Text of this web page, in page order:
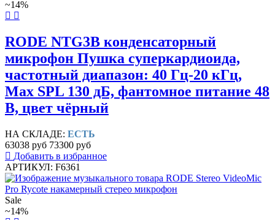
~14%
RODE NTG3B конденсаторный
микрофон Пушка суперкардиоида,
частотный диапазон: 40 Гц-20 кГц,
Max SPL 130 дБ, фантомное питание 48
В, цвет чёрный
НА СКЛАДЕ: ЕСТЬ
63038 руб 73300 руб
Добавить в избранное
АРТИКУЛ: F6361
Sale
~14%